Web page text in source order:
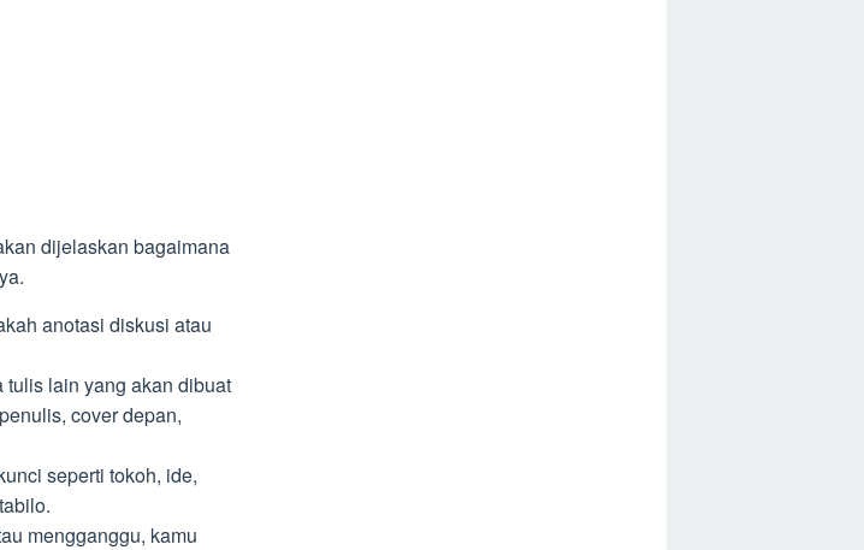
dijelaskan bagaimana
anotasi diskusi atau
tulis lain yang akan dibuat
cover depan,
seperti tokoh, ide,
mengganggu, kamu